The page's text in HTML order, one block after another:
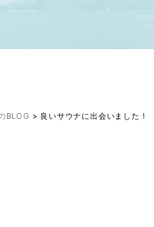
BLOG > 良いサウナに出会いました！